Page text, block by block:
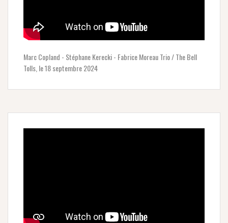
Marc Copland - Stéphane Kerecki - Fabrice Moreau Trio / The Bell
Tolls, le 18 septembre 2024